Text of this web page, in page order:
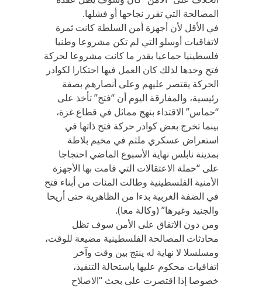
المصالحة التي تقرر نجاحها أو فشلها.
في الأقل لأن أجهزة أمن السلطة كانت ثمرة
لاتفاقيات أوسلو التي لم تكن مشروعا وطنيا
فلسطينيا جماعيا بقدر ما كانت مشروعا لحركة
فتح وحدها لذلك كان العمل فيها احتكارا لكوادر
الحركة يقتصر عليهم وعلى أنصارهم بصفة
رئيسية، والمفارقة اليوم أن “فتح” تأخذ على
“حماس” الاقتداء بنهج مماثل في قطاع غزة،
بينما تخرج بعض كوادر حركة فتح ذاتها في
استعراض عسكري ملثم في مخيم بلاطة
بمدينة نابلس نهاية الأسبوع الماضي احتجاجا
على “حملة الاعتقالات التي قامت بها الأجهزة
الأمنية الفلسطينية وطالت المئات من أبناء فتح
في الضفة الغربية بدءا من الظاهرية حتى أريحا
والجنيد وغيرها” (وكالة معا).
ومن دون الاتفاق على الأمن سوف تظل
محادثات المصالحة الفلسطينية مضيعة للوقت،
ومسلسلا لا نهاية له ينتج بين وقت وآخر
اتفاقيات محكوم عليها باستحالة التنفيذ،
خصوصا إذا اقتصرت على بحث “الاصلاح